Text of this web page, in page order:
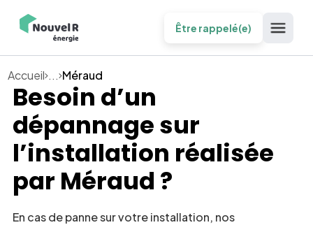
Être rappelé(e)
Accueil ... Méraud
Besoin d’un
dépannage sur
l’installation réalisée
par Méraud ?
En cas de panne sur votre installation, nos